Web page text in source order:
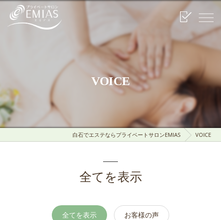
VOICE
白石でエステならプライベートサロンEMIAS VOICE
全てを表示
全てを表示 お客様の声